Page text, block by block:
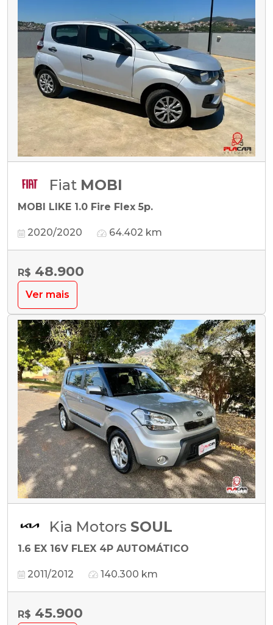
Fiat MOBI
MOBI LIKE 1.0 Fire Flex 5p.
2020/2020 64.402 km
R$ 48.900
Ver mais
Kia Motors SOUL
1.6 EX 16V FLEX 4P AUTOMÁTICO
2011/2012 140.300 km
R$ 45.900